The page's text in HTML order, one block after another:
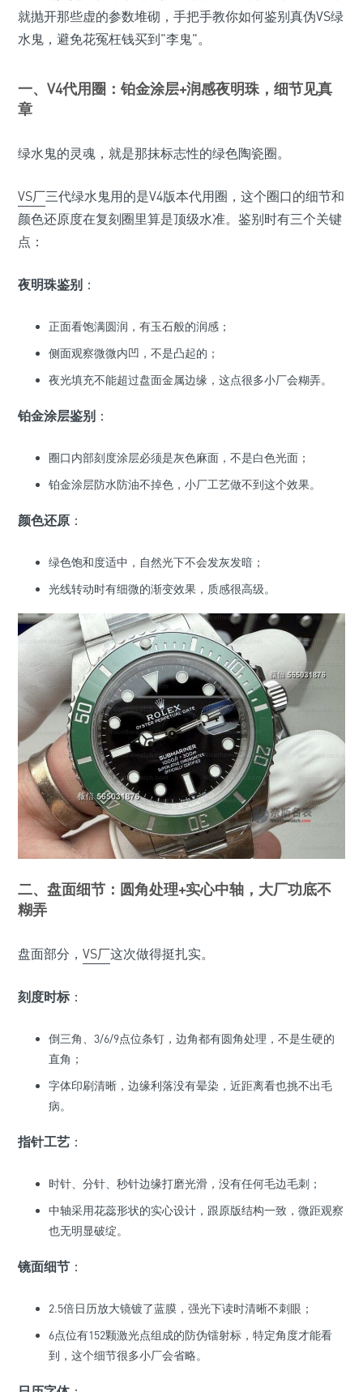
就抛开那些虚的参数堆砌，手把手教你如何鉴别真伪VS绿
水鬼，避免花冤枉钱买到"李鬼"。
一、V4代用圈：铂金涂层+润感夜明珠，细节见真
章
绿水鬼的灵魂，就是那抹标志性的绿色陶瓷圈。
VS厂三代绿水鬼用的是V4版本代用圈，这个圈口的细节和
颜色还原度在复刻圈里算是顶级水准。鉴别时有三个关键
点：
夜明珠鉴别 ：
正面看饱满圆润，有玉石般的润感；
侧面观察微微内凹，不是凸起的；
夜光填充不能超过盘面金属边缘，这点很多小厂会糊弄。
铂金涂层鉴别 ：
圈口内部刻度涂层必须是灰色麻面，不是白色光面；
铂金涂层防水防油不掉色，小厂工艺做不到这个效果。
颜色还原 ：
绿色饱和度适中，自然光下不会发灰发暗；
光线转动时有细微的渐变效果，质感很高级。
二、盘面细节：圆角处理+实心中轴，大厂功底不
糊弄
盘面部分， VS厂这次做得挺扎实。
刻度时标 ：
倒三角、3/6/9点位条钉，边角都有圆角处理，不是生硬的
直角；
字体印刷清晰，边缘利落没有晕染，近距离看也挑不出毛
病。
指针工艺 ：
时针、分针、秒针边缘打磨光滑，没有任何毛边毛刺；
中轴采用花蕊形状的实心设计，跟原版结构一致，微距观察
也无明显破绽。
镜面细节 ：
2.5倍日历放大镜镀了蓝膜，强光下读时清晰不刺眼；
6点位有152颗激光点组成的防伪镭射标，特定角度才能看
到，这个细节很多小厂会省略。